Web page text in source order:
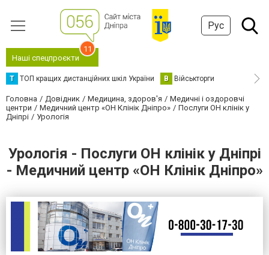
Рус
Наші спецпроєкти
11
Т ТОП кращих дистанційних шкіл України В Військторги
Головна Довідник Медицина, здоров'я
Медичні і оздоровчі
центри
Медичний центр «ОН Клінік Дніпро»
Послуги ОН клінік у
Дніпрі
Урологія
Урологія - Послуги ОН клінік у Дніпрі
- Медичний центр «ОН Клінік Дніпро»